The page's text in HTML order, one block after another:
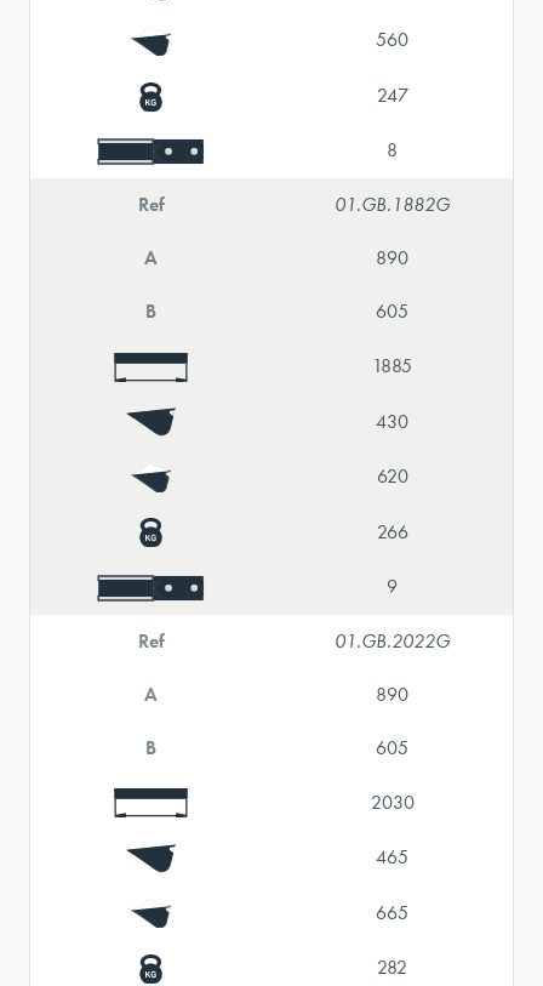
560
247
8
Ref 01.GB.1882G
A 890
B 605
1885
430
620
266
9
Ref 01.GB.2022G
A 890
B 605
2030
465
665
282